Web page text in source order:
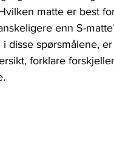
matte er best
enn S-
disse spørsmålene,
forklare